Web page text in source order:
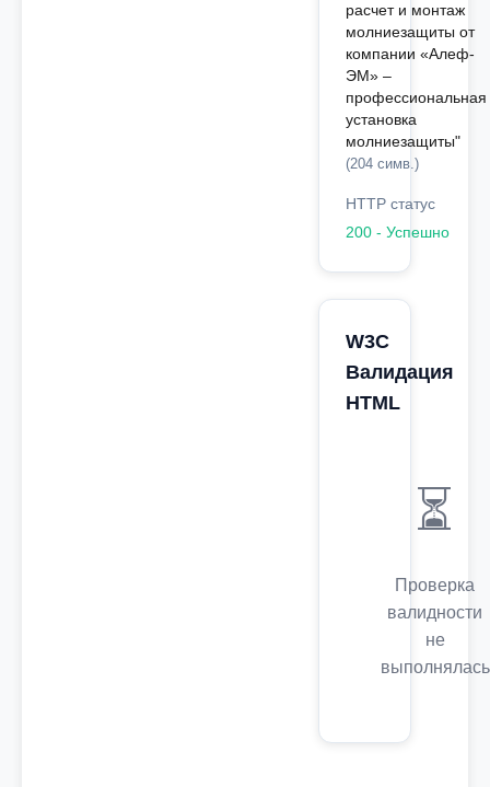
расчет и монтаж
молниезащиты от
компании «Алеф-
ЭМ» –
профессиональная
установка
молниезащиты"
(204 симв.)
HTTP статус
200 - Успешно
W3C
Валидация
HTML
⏳
Проверка
валидности
не
выполнялась